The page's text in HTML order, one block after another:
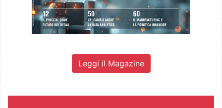
Leggi il Magazine